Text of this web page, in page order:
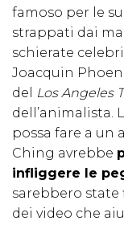
famoso per le
strappati dai
schierate
Joacquin
del
Los Angeles
dell’animalista.
possa fare a
Ching avrebbe
infliggere le
sarebbero
dei video che